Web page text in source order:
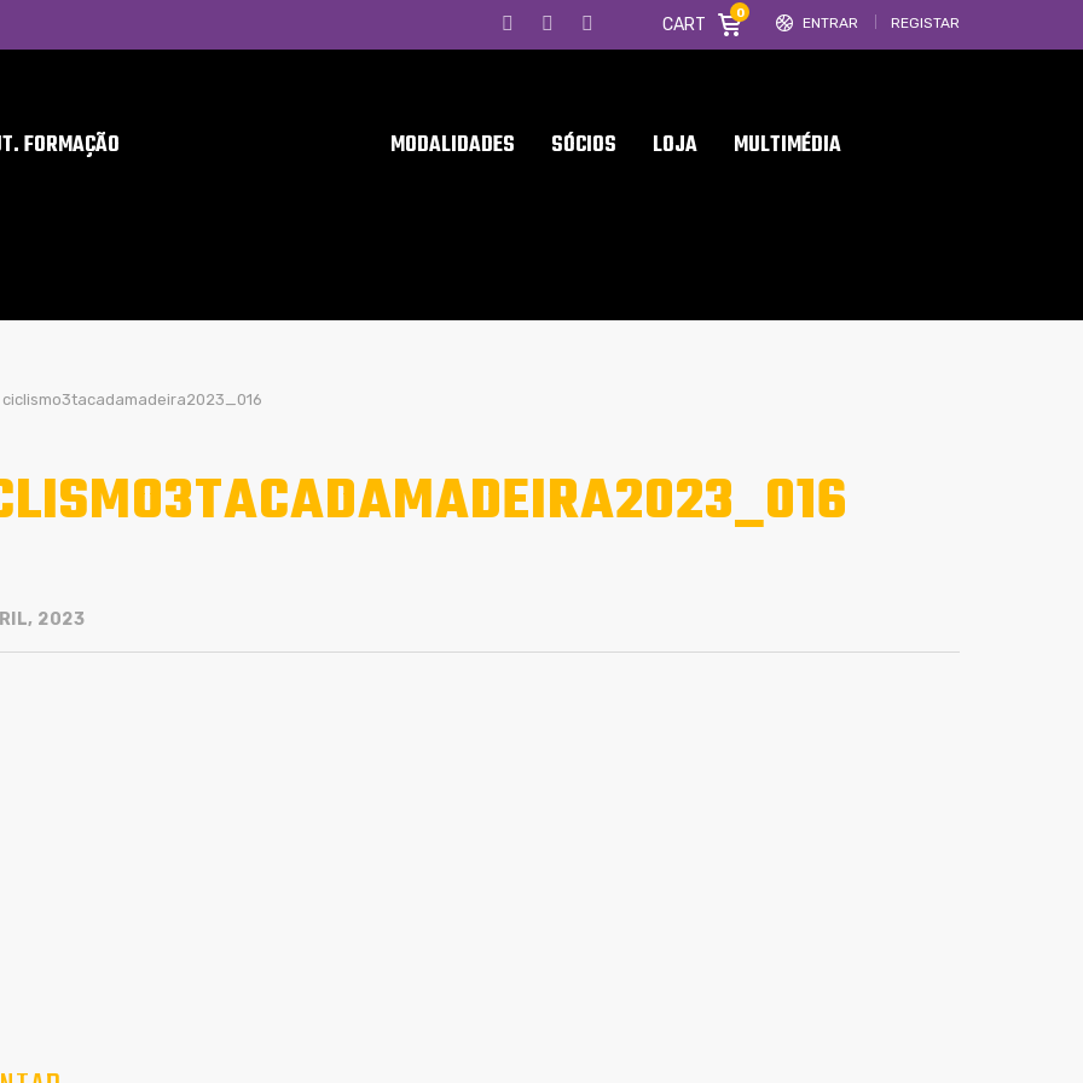
ENTRAR REGISTAR
CART
0
FORMAÇÃO MODALIDADES SÓCIOS LOJA MULTIMÉDIA
ciclismo3tacadamadeira2023_016
2023